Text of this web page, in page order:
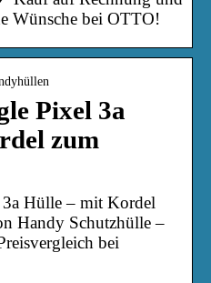
Wünsche bei OTTO!
Pixel 3a
zum
Hülle – mit Kordel
Handy Schutzhülle –
bei